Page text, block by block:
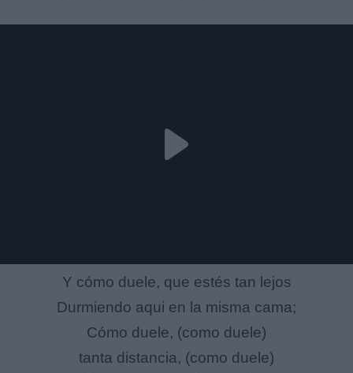
Y cómo duele, que estés tan lejos
Durmiendo aqui en la misma cama;
Cómo duele, (como duele)
tanta distancia, (como duele)